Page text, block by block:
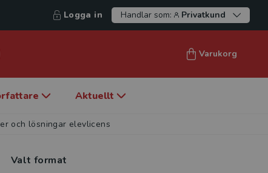
Logga in Handlar som: Privatkund
Varukorg
Aktuellt
och lösningar elevlicens
Valt format